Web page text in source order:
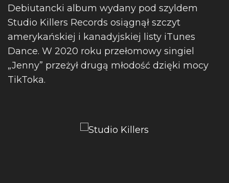
Debiutancki album wydany pod szyldem
Studio Killers Records osiągnął szczyt
amerykańskiej i kanadyjskiej listy iTunes
Dance. W 2020 roku przełomowy singiel
„Jenny” przeżył drugą młodość dzięki mocy
TikToka.